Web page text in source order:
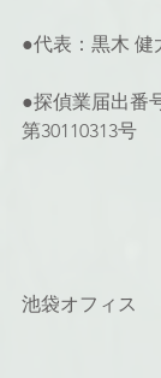
●代表：黒木 健
●探偵業届出番
第30110313号
池袋オフィス